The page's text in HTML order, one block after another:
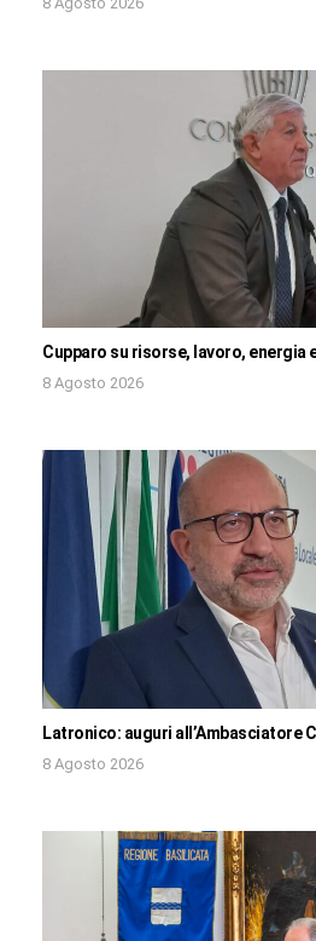
Cupparo su risorse, lavoro, energia
8 Agosto 2026
Latronico: auguri all’Ambasciatore
8 Agosto 2026